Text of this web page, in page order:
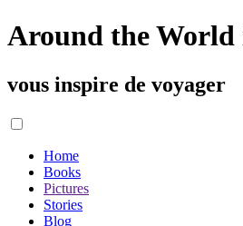
Around the World
vous inspire de voyager
Home
Books
Pictures
Stories
Blog